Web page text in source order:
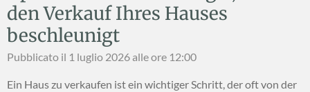
den Verkauf Ihres Hauses
beschleunigt
Pubblicato il 1 luglio 2026 alle ore 12:00
Ein Haus zu verkaufen ist ein wichtiger Schritt, der oft von der